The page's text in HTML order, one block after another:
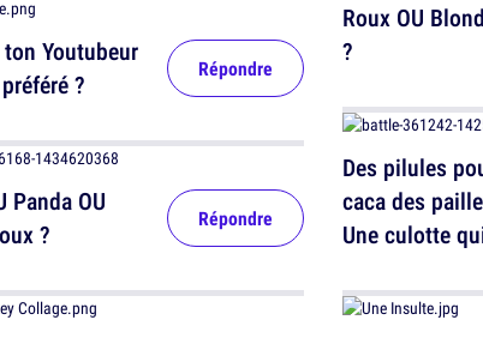
Youtubeur
?
Répondre
Panda OU
?
Répondre
Roux OU
?
Des pilules
caca des
Une culotte